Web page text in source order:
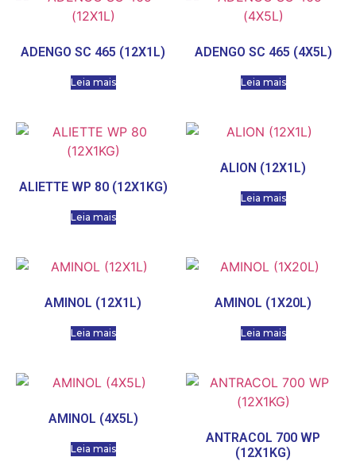
ADENGO SC 465 (12X1L)
Leia mais
ADENGO SC 465 (4X5L)
Leia mais
ALIETTE WP 80 (12X1KG)
Leia mais
ALION (12X1L)
Leia mais
AMINOL (12X1L)
Leia mais
AMINOL (1X20L)
Leia mais
AMINOL (4X5L)
Leia mais
ANTRACOL 700 WP
(12X1KG)